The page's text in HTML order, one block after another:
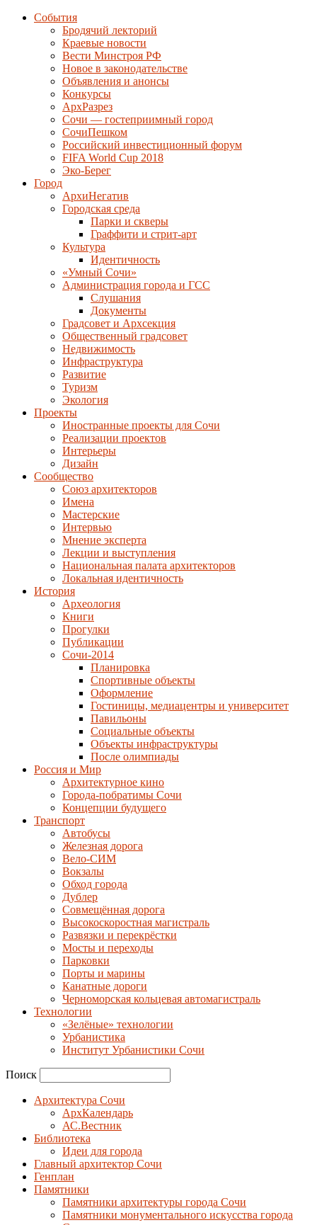
События
Бродячий лекторий
Краевые новости
Вести Минстроя РФ
Новое в законодательстве
Объявления и анонсы
Конкурсы
АрхРазрез
Сочи — гостеприимный город
СочиПешком
Российский инвестиционный форум
FIFA World Cup 2018
Эко-Берег
Город
АрхиНегатив
Городская среда
Парки и скверы
Граффити и стрит-арт
Культура
Идентичность
«Умный Сочи»
Администрация города и ГСС
Слушания
Документы
Градсовет и Архсекция
Общественный градсовет
Недвижимость
Инфраструктура
Развитие
Туризм
Экология
Проекты
Иностранные проекты для Сочи
Реализации проектов
Интерьеры
Дизайн
Сообщество
Союз архитекторов
Имена
Мастерские
Интервью
Мнение эксперта
Лекции и выступления
Национальная палата архитекторов
Локальная идентичность
История
Археология
Книги
Прогулки
Публикации
Сочи-2014
Планировка
Спортивные объекты
Оформление
Гостиницы, медиацентры и университет
Павильоны
Социальные объекты
Объекты инфраструктуры
После олимпиады
Россия и Мир
Архитектурное кино
Города-побратимы Сочи
Концепции будущего
Транспорт
Автобусы
Железная дорога
Вело-СИМ
Вокзалы
Обход города
Дублер
Совмещённая дорога
Высокоскоростная магистраль
Развязки и перекрёстки
Мосты и переходы
Парковки
Порты и марины
Канатные дороги
Черноморская кольцевая автомагистраль
Технологии
«Зелёные» технологии
Урбанистика
Институт Урбанистики Сочи
Поиск
Архитектура Сочи
АрхКалендарь
АС.Вестник
Библиотека
Идеи для города
Главный архитектор Сочи
Генплан
Памятники
Памятники архитектуры города Сочи
Памятники монументального искусства города